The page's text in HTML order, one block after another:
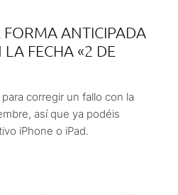
FORMA ANTICIPADA
FECHA «2 DE
corregir un fallo con la
así que ya podéis
iPhone o iPad.